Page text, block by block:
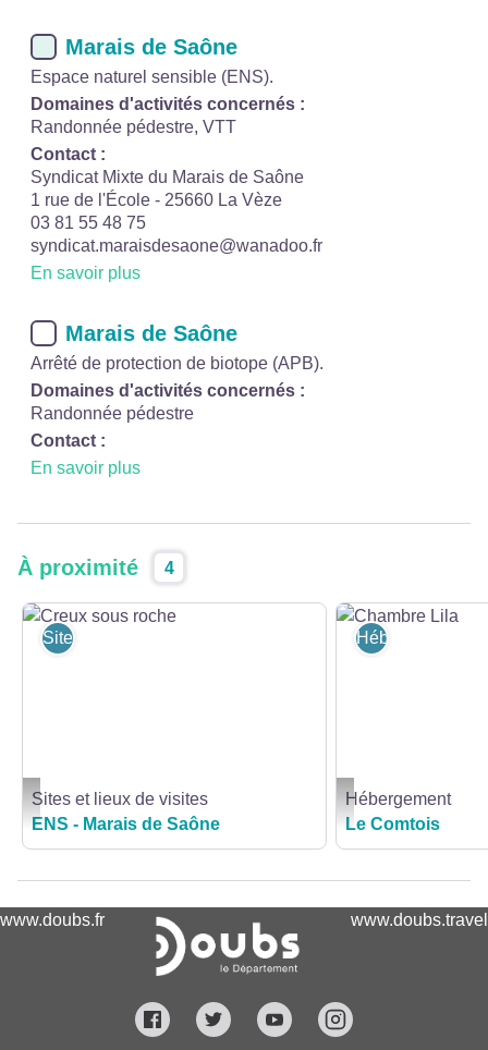
Marais de Saône
Espace naturel sensible (ENS).
Domaines d'activités concernés :
Randonnée pédestre, VTT
Contact :
Syndicat Mixte du Marais de Saône
1 rue de l'École - 25660 La Vèze
03 81 55 48 75
syndicat.maraisdesaone@wanadoo.fr
En savoir plus
Marais de Saône
Arrêté de protection de biotope (APB).
Domaines d'activités concernés :
Randonnée pédestre
Contact :
En savoir plus
À proximité 4
Creux sous roche - Syndicat Mixte du Marais de Saône
Sites et lieux de visites
Sites et lieux de visites
ENS - Marais de Saône
Chambre Lila - Le
Hébergement
Hébergement
Le Comtois
www.doubs.fr www.doubs.travel